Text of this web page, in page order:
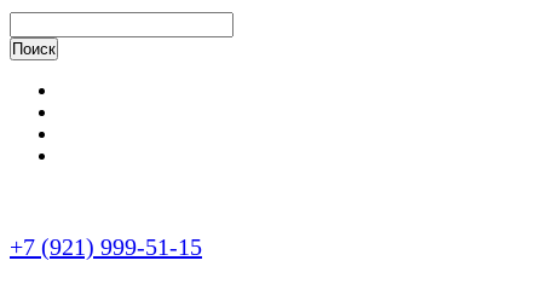
+7 (921) 999-51-15